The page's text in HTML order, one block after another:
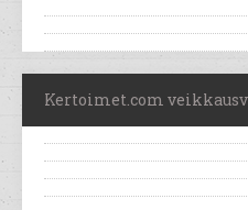
Kertoimet.com